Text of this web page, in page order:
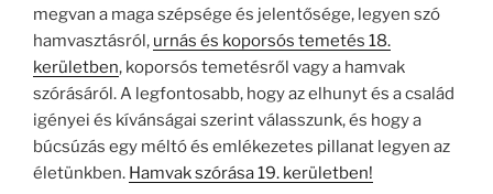
megvan a maga szépsége és jelentősége, legyen szó
hamvasztásról, urnás és koporsós temetés 18.
kerületben, koporsós temetésről vagy a hamvak
szórásáról. A legfontosabb, hogy az elhunyt és a család
igényei és kívánságai szerint válasszunk, és hogy a
búcsúzás egy méltó és emlékezetes pillanat legyen az
életünkben. Hamvak szórása 19. kerületben!